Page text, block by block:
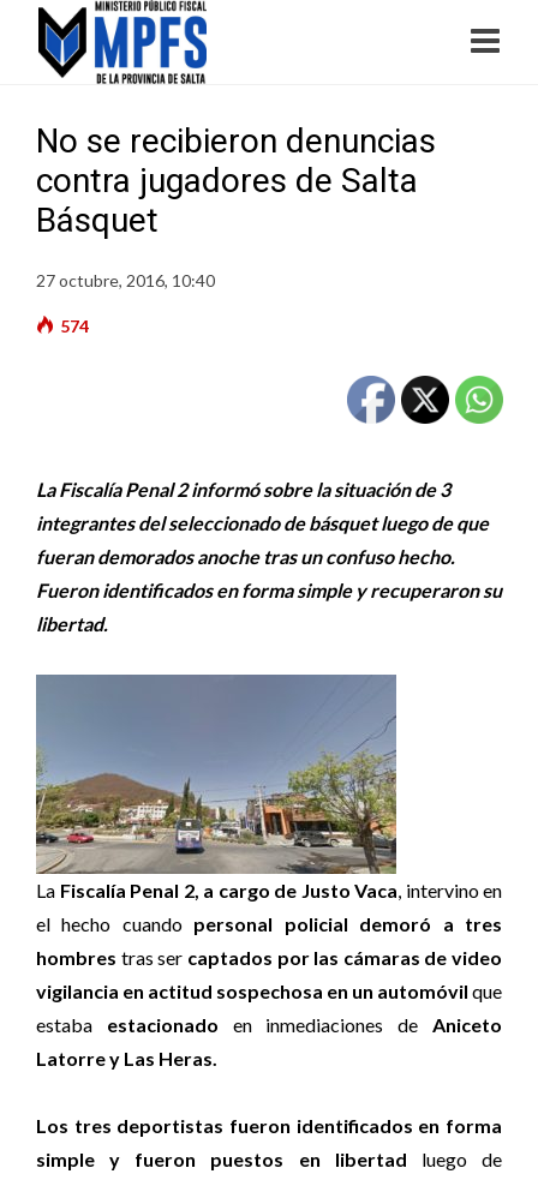
No se recibieron denuncias
contra jugadores de Salta
Básquet
27 octubre, 2016, 10:40
574
La Fiscalía Penal 2 informó sobre la situación de 3
integrantes del seleccionado de básquet luego de que
fueran demorados anoche tras un confuso hecho.
Fueron identificados en forma simple y recuperaron su
libertad.
La Fiscalía Penal 2, a cargo de Justo Vaca, intervino en
el hecho cuando personal policial demoró a tres
hombres tras ser captados por las cámaras de video
vigilancia en actitud sospechosa en un automóvil que
estaba estacionado en inmediaciones de Aniceto
Latorre y Las Heras.
Los tres deportistas fueron identificados en forma
simple y fueron puestos en libertad luego de